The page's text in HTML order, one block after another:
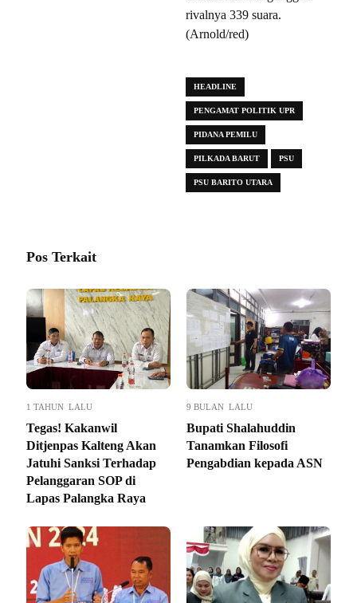
rivalnya 339 suara.
(Arnold/red)
HEADLINE
PENGAMAT POLITIK UPR
PIDANA PEMILU
PILKADA BARUT PSU
PSU BARITO UTARA
Pos Terkait
1 TAHUN LALU
Tegas! Kakanwil
Ditjenpas Kalteng Akan
Jatuhi Sanksi Terhadap
Pelanggaran SOP di
Lapas Palangka Raya
9 BULAN LALU
Bupati Shalahuddin
Tanamkan Filosofi
Pengabdian kepada ASN